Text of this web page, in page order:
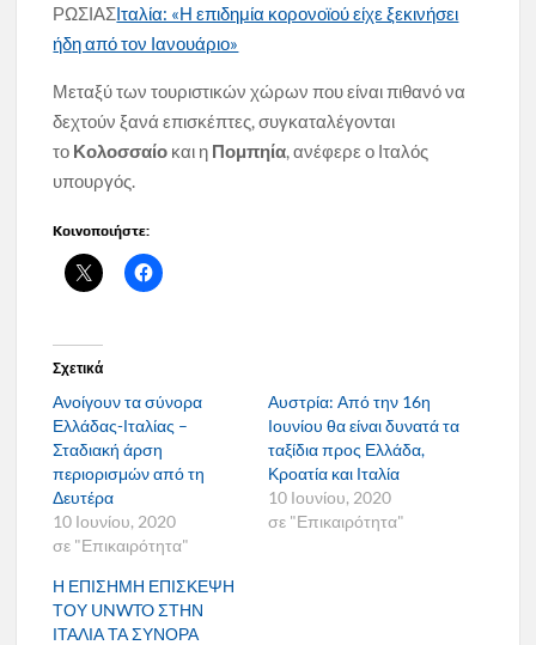
ΡΩΣΙΑΣΙταλία: «Η επιδημία κορονοϊού είχε ξεκινήσει
ήδη από τον Ιανουάριο»
Μεταξύ των τουριστικών χώρων που είναι πιθανό να
δεχτούν ξανά επισκέπτες, συγκαταλέγονται
το Κολοσσαίο και η Πομπηία, ανέφερε ο Ιταλός
υπουργός.
Κοινοποιήστε:
Σχετικά
Ανοίγουν τα σύνορα
Ελλάδας-Ιταλίας –
Σταδιακή άρση
περιορισμών από τη
Δευτέρα
10 Ιουνίου, 2020
σε "Επικαιρότητα"
Αυστρία: Από την 16η
Ιουνίου θα είναι δυνατά τα
ταξίδια προς Ελλάδα,
Κροατία και Ιταλία
10 Ιουνίου, 2020
σε "Επικαιρότητα"
Η ΕΠΙΣΗΜΗ ΕΠΙΣΚΕΨΗ
ΤΟΥ UNWTO ΣΤΗΝ
ΙΤΑΛΙΑ ΤΑ ΣΥΝΟΡΑ